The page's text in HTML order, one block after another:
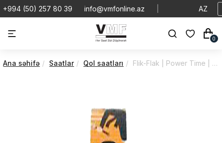
+994 (50) 257 80 39 info@vmfonline.az AZ
0
Ana səhifə Saatlar Qol saatları Flik-Flak | Power Time | Tales From The World | ZFPSP062